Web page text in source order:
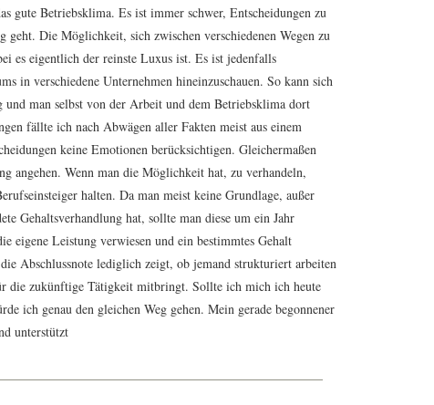
gute Betriebsklima. Es ist immer schwer, Entscheidungen zu
geht. Die Möglichkeit, sich zwischen verschiedenen Wegen zu
es eigentlich der reinste Luxus ist. Es ist jedenfalls
in verschiedene Unternehmen hineinzuschauen. So kann sich
und man selbst von der Arbeit und dem Betriebsklima dort
fällte ich nach Abwägen aller Fakten meist aus einem
keine Emotionen berücksichtigen. Gleichermaßen
angehen. Wenn man die Möglichkeit hat, zu verhandeln,
halten. Da man meist keine Grundlage, außer
Gehaltsverhandlung hat, sollte man diese um ein Jahr
eigene Leistung verwiesen und ein bestimmtes Gehalt
Abschlussnote lediglich zeigt, ob jemand strukturiert arbeiten
die zukünftige Tätigkeit mitbringt. Sollte ich mich ich heute
ich genau den gleichen Weg gehen. Mein gerade begonnener
unterstützt